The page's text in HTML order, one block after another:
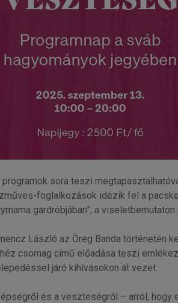
sora teszi
foglalkozások idézik fel a
gardróbjában”, a
László az Öreg Banda
csomag című előadása teszi
járó kihívásokon át vezet.
és a veszteségről – arról, hogy